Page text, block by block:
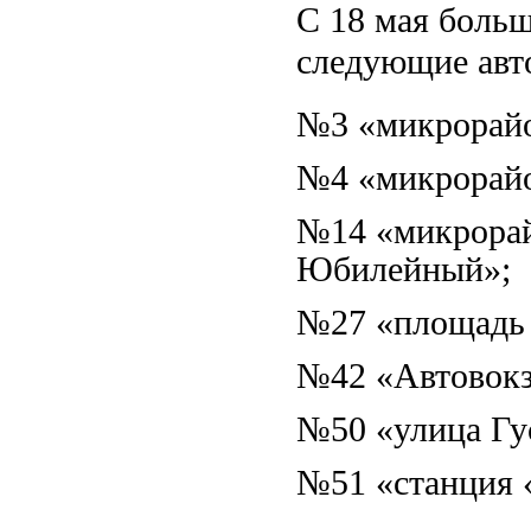
С 18 мая
следующие
№3
№4
№14
Юбилейный»;
№27
№42
№50 «улица
№51 «станция